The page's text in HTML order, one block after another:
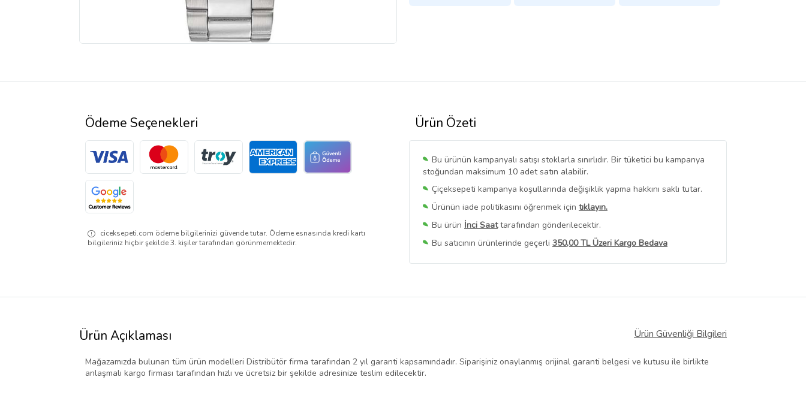
Ürün Özeti
Bu ürünün kampanyalı satışı stoklarla sınırlıdır. Bir tüketici bu kampanya
stoğundan maksimum 10 adet satın alabilir.
Çiçeksepeti kampanya koşullarında değişiklik yapma hakkını saklı tutar.
Ürünün iade politikasını öğrenmek için tıklayın.
Bu ürün İnci Saattarafından gönderilecektir.
Bu satıcının ürünlerinde geçerli 350,00 TL Üzeri Kargo Bedava
Bu SatıcınınTüm Ürünlerini Görüntüle
Ödeme Seçenekleri
ciceksepeti.com ödeme bilgilerinizi güvende tutar. Ödeme esnasında kredi kartı
bilgileriniz hiçbir şekilde 3. kişiler tarafından görünmemektedir.
Ürün Açıklaması Ürün Güvenliği Bilgileri
Mağazamızda bulunan tüm ürün modelleri Distribütör firma tarafından 2 yıl garanti kapsamındadır. Siparişiniz onaylanmış orijinal garanti belgesi ve kutusu ile birlikte
anlaşmalı kargo firması tarafından hızlı ve ücretsiz bir şekilde adresinize teslim edilecektir.